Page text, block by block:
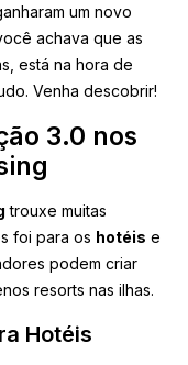
um novo
achava que as
está na hora de
Venha descobrir!
3.0 nos
trouxe muitas
foi para os hotéis e
podem criar
resorts nas ilhas.
Hotéis